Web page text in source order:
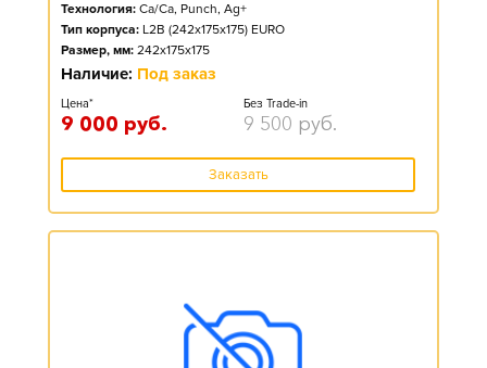
Технология: Ca/Ca, Punch, Ag+
Тип корпуса: L2B (242x175x175) EURO
Размер, мм: 242x175x175
Наличие: Под заказ
Цена*
9 000 руб.
Без Trade-in
9 500 руб.
Заказать